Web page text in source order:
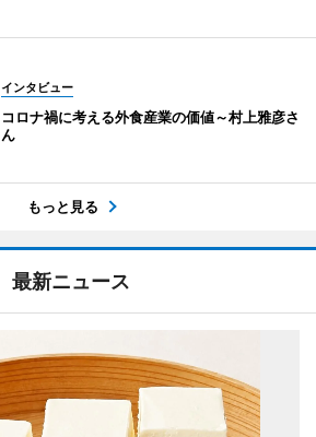
インタビュー
コロナ禍に考える外食産業の価値～村上雅彦さ
ん
もっと見る
最新ニュース